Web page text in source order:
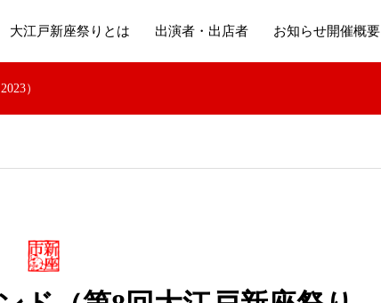
大江戸新座祭りとは 出演者・出店者 お知らせ開催概要
）